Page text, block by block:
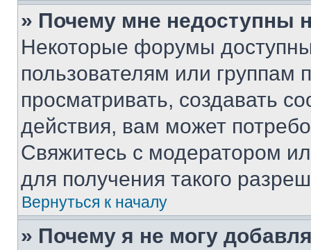
» Почему мне недоступны
Некоторые форумы
пользователям или группам
просматривать, создавать
действия, вам может
Свяжитесь с модератором
для получения такого
Вернуться к началу
» Почему я не могу